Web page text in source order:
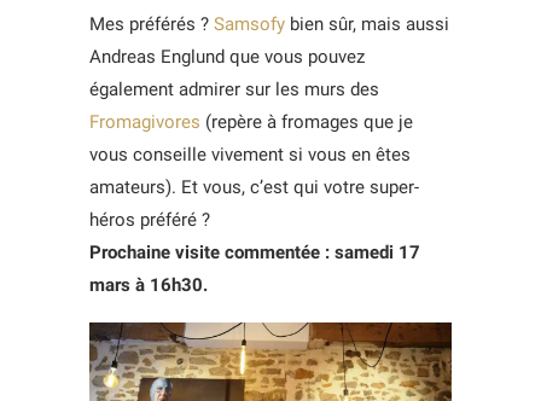
Mes préférés ? Samsofy bien sûr, mais aussi
Andreas Englund que vous pouvez
également admirer sur les murs des
Fromagivores (repère à fromages que je
vous conseille vivement si vous en êtes
amateurs). Et vous, c’est qui votre super-
héros préféré ?
Prochaine visite commentée : samedi 17
mars à 16h30.